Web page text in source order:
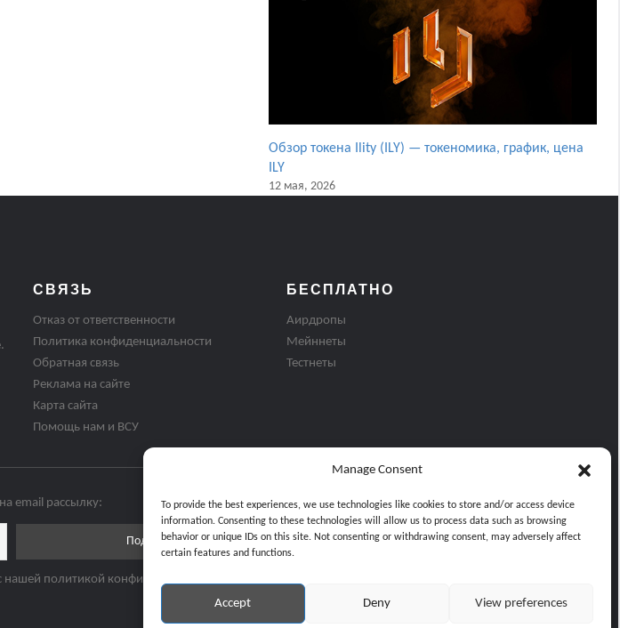
Manage Consent
To provide the best experiences, we use technologies like cookies to store and/or access device
information. Consenting to these technologies will allow us to process data such as browsing
behavior or unique IDs on this site. Not consenting or withdrawing consent, may adversely affect
certain features and functions.
Accept Deny View preferences
Обзор токена Ility (ILY) — токеномика, график, цена
ILY
12 мая, 2026
СВЯЗЬ
Отказ от ответственности
Политика конфиденциальности
Обратная связь
Реклама на сайте
Карта сайта
Помощь нам и ВСУ
БЕСПЛАТНО
Аирдропы
Мейннеты
Тестнеты
email рассылку:
политикой конфиденциальности